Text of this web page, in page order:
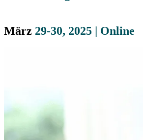
März 29-30, 2025 | Online